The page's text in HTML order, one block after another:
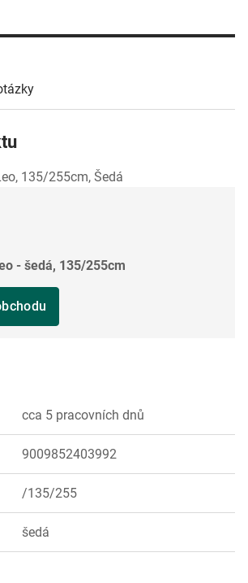
135/255cm, Šedá
- šedá, 135/255cm
cca 5 pracovních dnů
9009852403992
/135/255
šedá